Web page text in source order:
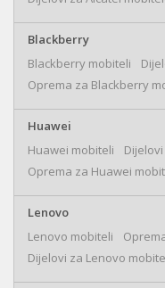
Blackberry
Blackberry mobiteli
Oprema za Blackberry
Huawei
Huawei mobiteli
Oprema za Huawei
Lenovo
Lenovo mobiteli
Dijelovi za Lenovo